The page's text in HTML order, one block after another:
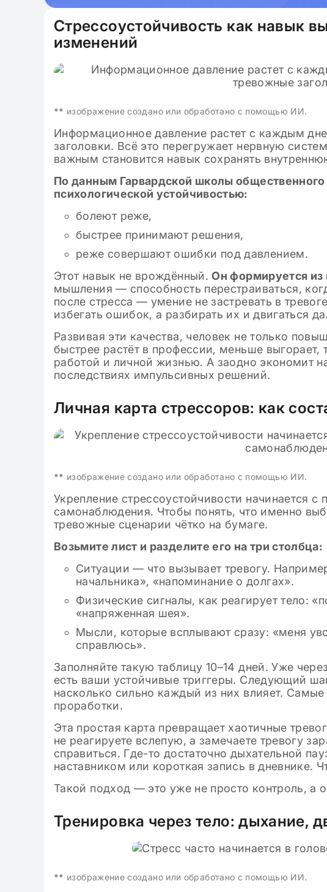
Стрессоустойчивость как навык
изменений
** изображение создано или обработано с помощью ИИ.
Информационное давление растет с каждым
заголовки. Всё это перегружает нервную
важным становится навык сохранять
По данным Гарвардской школы
психологической устойчивостью:
болеют реже,
быстрее принимают решения,
реже совершают ошибки под давлением.
Этот навык не врождённый.Он формируется из
мышления — способность перестраиваться,
после стресса — умение не застревать в
избегать ошибок, а разбирать их и двигаться
Развивая эти качества, человек не только
быстрее растёт в профессии, меньше
работой и личной жизнью. А заодно экономит
последствиях импульсивных решений.
Личная карта стрессоров: как
** изображение создано или обработано с помощью ИИ.
Укрепление стрессоустойчивости начинается
самонаблюдения. Чтобы понять, что именно
тревожные сценарии чётко на бумаге.
Возьмите лист и разделите его на три столбца:
Ситуации — что вызывает тревогу.
начальника», «напоминание о долгах».
Физические сигналы, как реагирует тело:
«напряженная шея».
Мысли, которые всплывают сразу: «меня
справлюсь».
Заполняйте такую таблицу 10–14 дней. Уже
есть ваши устойчивые триггеры. Следующий
насколько сильно каждый из них влияет.
проработки.
Эта простая карта превращает хаотичные
не реагируете вслепую, а замечаете тревогу
справиться. Где-то достаточно дыхательной
наставником или короткая запись в дневнике.
Такой подход — это уже не просто контроль, а
Тренировка через тело: дыхание,
** изображение создано или обработано с помощью ИИ.